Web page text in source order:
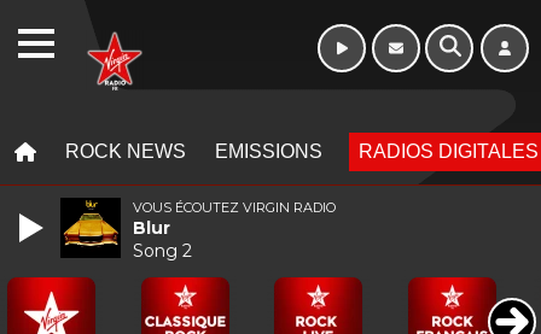
ROCK NEWS EMISSIONS RADIOS DIGITALES
VOUS ÉCOUTEZ VIRGIN RADIO
Blur
Song 2
WEBRADIO